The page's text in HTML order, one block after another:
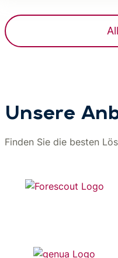
Unsere
Finden Sie die besten